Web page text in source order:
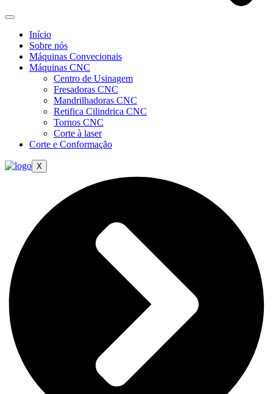
Início
Sobre nós
Máquinas Convecionais
Máquinas CNC
Centro de Usinagem
Fresadoras CNC
Mandrilhadoras CNC
Retifica Cilindrica CNC
Tornos CNC
Corte à laser
Corte e Conformação
X